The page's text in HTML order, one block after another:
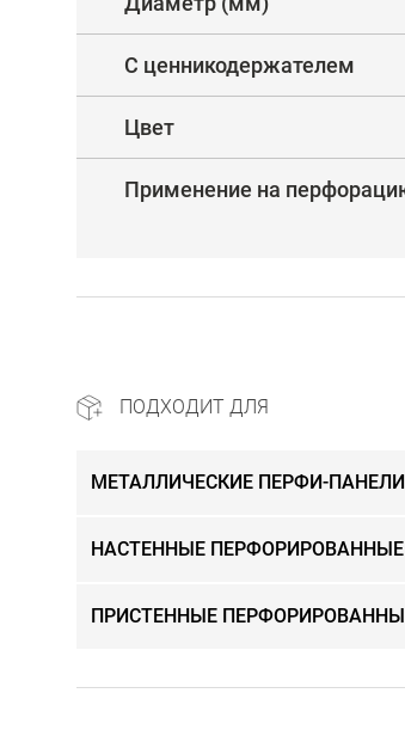
С ценникодержателем
Цвет
Применение на
ПОДХОДИТ ДЛЯ
МЕТАЛЛИЧЕСКИЕ ПЕРФИ-ПАНЕЛИ
НАСТЕННЫЕ
ПРИСТЕННЫЕ